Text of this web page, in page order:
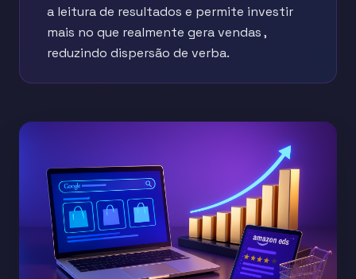
a leitura de resultados e permite investir
mais no que realmente gera vendas ,
reduzindo dispersão de verba.